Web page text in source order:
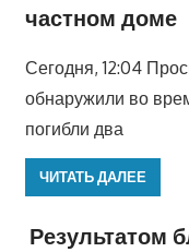
частном доме
Сегодня, 12:04
обнаружили во
погибли два
ЧИТАТЬ ДАЛЕЕ
Результатом